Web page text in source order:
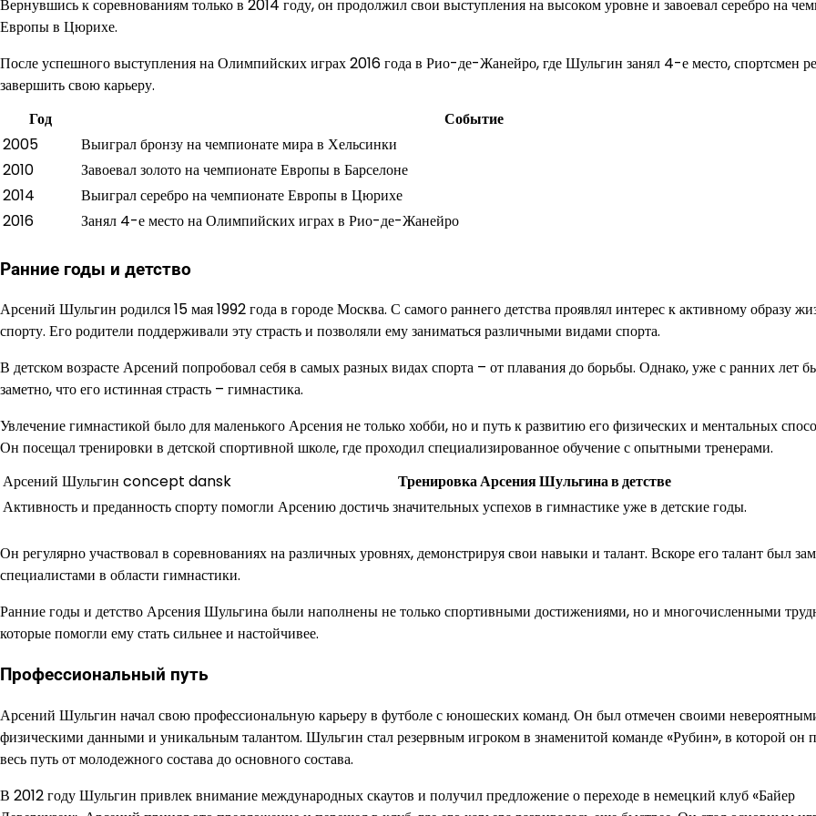
Вернувшись к соревнованиям только в 2014 году, он продолжил свои выступления на высоком уровне и завоевал серебро на
Европы в Цюрихе.
После успешного выступления на Олимпийских играх 2016 года в Рио-де-Жанейро, где Шульгин занял 4-е место, спортсмен
завершить свою карьеру.
Год
Событие
2005
Выиграл бронзу на чемпионате мира в Хельсинки
2010
Завоевал золото на чемпионате Европы в Барселоне
2014
Выиграл серебро на чемпионате Европы в Цюрихе
2016
Занял 4-е место на Олимпийских играх в Рио-де-Жанейро
Ранние годы и детство
Арсений Шульгин родился 15 мая 1992 года в городе Москва. С самого раннего детства проявлял интерес к активному образу
спорту. Его родители поддерживали эту страсть и позволяли ему заниматься различными видами спорта.
В детском возрасте Арсений попробовал себя в самых разных видах спорта – от плавания до борьбы. Однако, уже с ранних лет
заметно, что его истинная страсть – гимнастика.
Увлечение гимнастикой было для маленького Арсения не только хобби, но и путь к развитию его физических и ментальных
Он посещал тренировки в детской спортивной школе, где проходил специализированное обучение с опытными тренерами.
Арсений Шульгин concept dansk
Тренировка Арсения Шульгина в детстве
Активность и преданность спорту помогли Арсению достичь значительных успехов в гимнастике уже в детские годы.
Он регулярно участвовал в соревнованиях на различных уровнях, демонстрируя свои навыки и талант. Вскоре его талант был
специалистами в области гимнастики.
Ранние годы и детство Арсения Шульгина были наполнены не только спортивными достижениями, но и многочисленными
которые помогли ему стать сильнее и настойчивее.
Профессиональный путь
Арсений Шульгин начал свою профессиональную карьеру в футболе с юношеских команд. Он был отмечен своими
физическими данными и уникальным талантом. Шульгин стал резервным игроком в знаменитой команде «Рубин», в которой он
весь путь от молодежного состава до основного состава.
В 2012 году Шульгин привлек внимание международных скаутов и получил предложение о переходе в немецкий клуб «Байер